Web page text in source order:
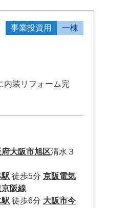
事業投資用 一棟
内装リフォーム完
府大阪市旭区清水３
徒歩5分京阪電気
阪線
徒歩6分 大阪市今